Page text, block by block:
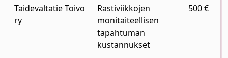
Taidevaltatie Toivo
ry
Rastiviikkojen
monitaiteellisen
tapahtuman
kustannukset
500 €